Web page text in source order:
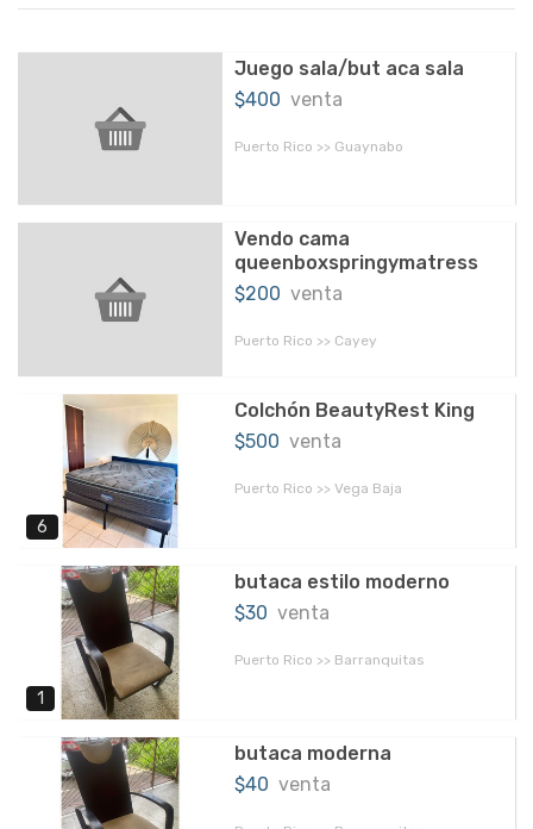
Juego sala/but aca sala
$400 venta
Puerto Rico >> Guaynabo
Vendo cama
queenboxspringymatress
$200 venta
Puerto Rico >> Cayey
6
Colchón BeautyRest King
$500 venta
Puerto Rico >> Vega Baja
1
butaca estilo moderno
$30 venta
Puerto Rico >> Barranquitas
butaca moderna
$40 venta